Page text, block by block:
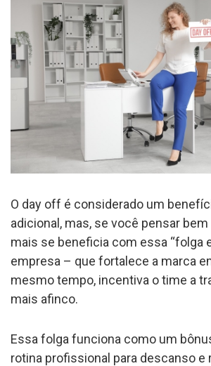
O day off é considerado um
adicional, mas, se você pensar
mais se beneficia com essa “folga
empresa – que fortalece a marca
mesmo tempo, incentiva o time a
mais afinco.
Essa folga funciona como um
rotina profissional para descanso e